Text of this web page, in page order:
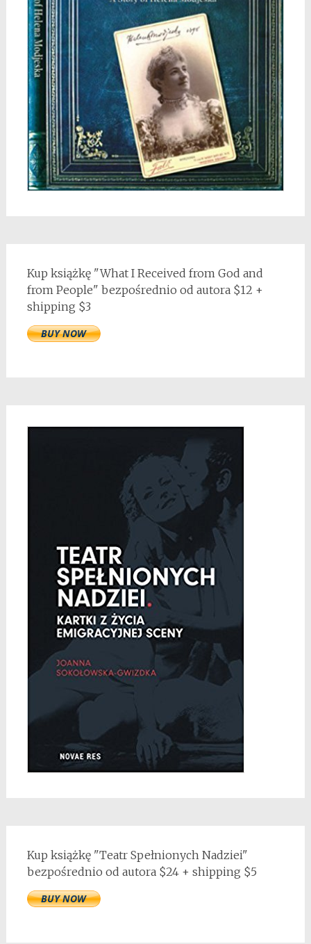
Kup książkę "What I Received from God and
from People" bezpośrednio od autora $12 +
shipping $3
Kup książkę "Teatr Spełnionych Nadziei"
bezpośrednio od autora $24 + shipping $5